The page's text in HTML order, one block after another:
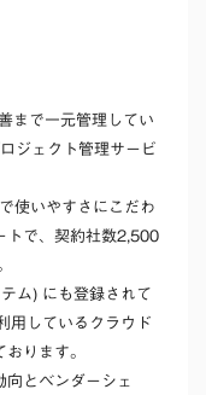
まで一元管理してい
ジェクト管理サービ
使いやすさにこだわ
トで、契約社数2,500
ム) にも登録されて
用しているクラウド
ります。
とベンダーシェ